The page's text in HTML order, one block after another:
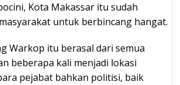
Kota Makassar itu sudah
untuk berbincang hangat.
Warkop itu berasal dari semua
beberapa kali menjadi lokasi
pejabat bahkan politisi, baik